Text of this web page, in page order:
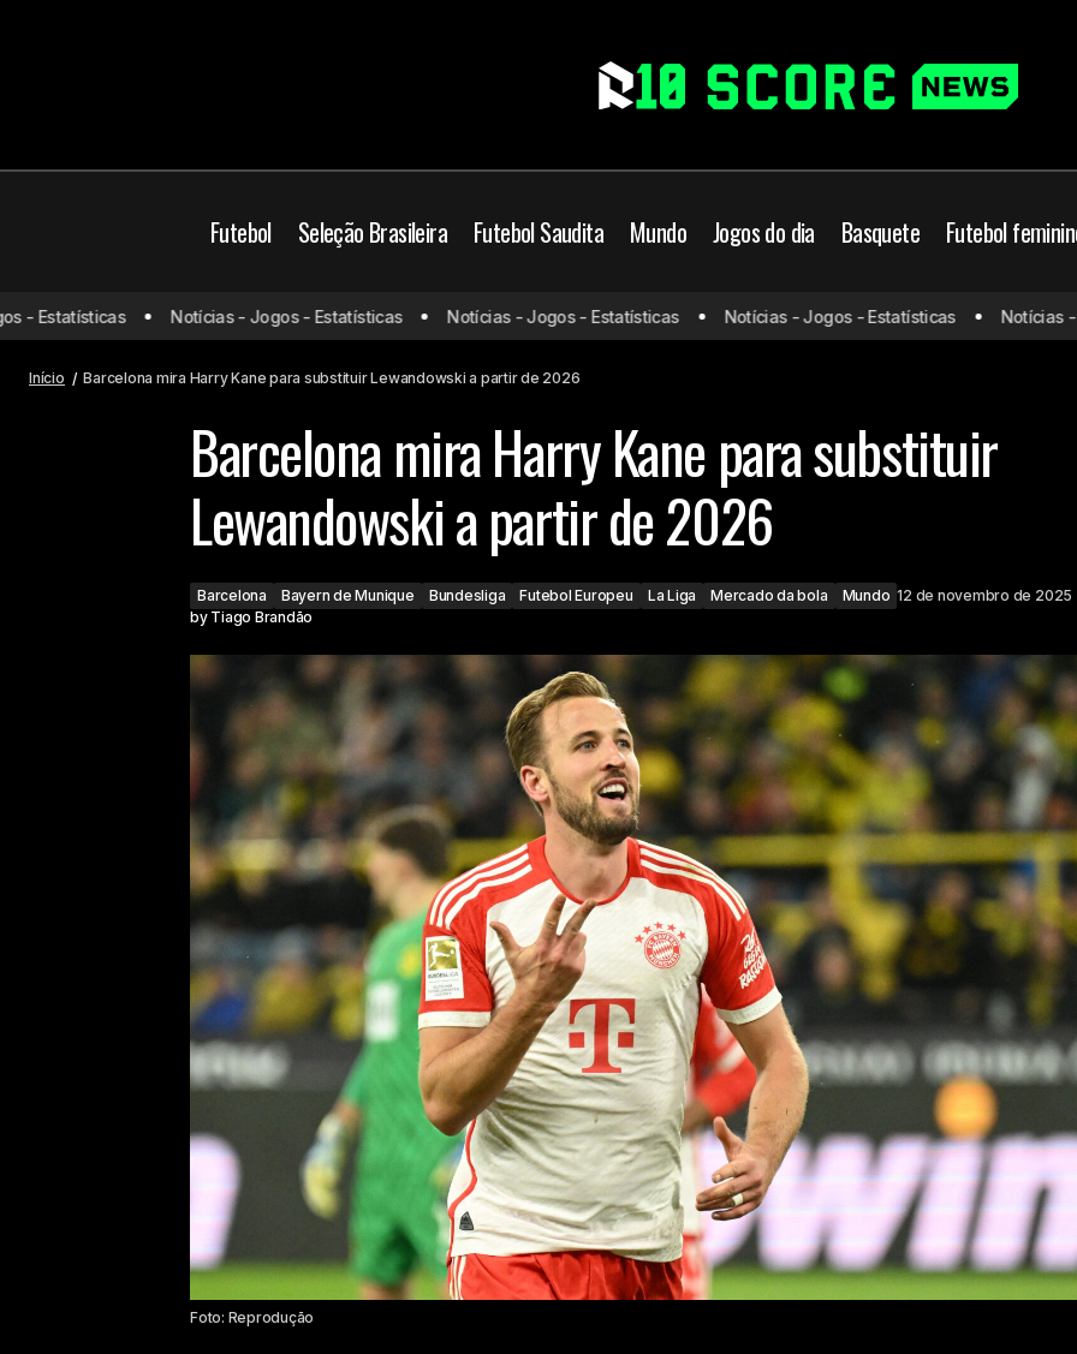
Futebol Seleção Brasileira Futebol Saudita Mundo Jogos do dia Basquete Futebol
Vasco entra na reta final para fechar
acordo de venda do potencial
construtivo de São Januário
Barcelona Bayern de Munique Bundesliga
Futebol Europeu
La Liga
Mercado da bola Mundo
Barcelona mira Harry Kane
Lewandowski a partir de
Estatísticas Notícias - Jogos - Estatísticas Notícias - Jogos - Estatísticas Notícias - Jogos - Estatísticas Notícias -
Início Barcelona mira Harry Kane para substituir Lewandowski a partir de 2026
Barcelona mira Harry Kane para substituir
Lewandowski a partir de 2026
Barcelona Bayern de Munique Bundesliga Futebol Europeu La Liga Mercado da bola Mundo 12 de novembro de 2025
by Tiago Brandão
Foto: Reprodução